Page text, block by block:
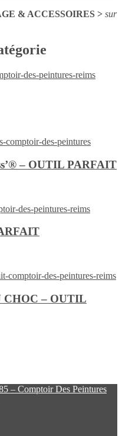
& ACCESSOIRES > sur
– OUTIL PARFAIT
CHOC – OUTIL
– Comptoir Des Peintures